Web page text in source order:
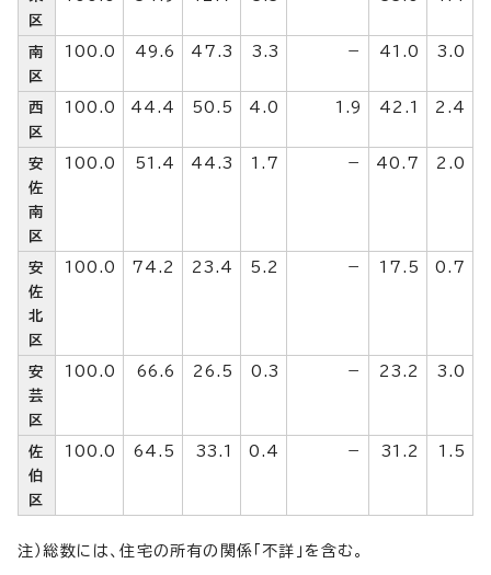
区
南
区
100.0 49.6 47.3 3.3 － 41.0 3.0
西
区
100.0 44.4 50.5 4.0 1.9 42.1 2.4
安
佐
南
区
100.0 51.4 44.3 1.7 － 40.7 2.0
安
佐
北
区
100.0 74.2 23.4 5.2 － 17.5 0.7
安
芸
区
100.0 66.6 26.5 0.3 － 23.2 3.0
佐
伯
区
100.0 64.5 33.1 0.4 － 31.2 1.5
注）総数には、住宅の所有の関係「不詳」を含む。